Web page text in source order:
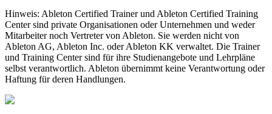
Hinweis: Ableton Certified Trainer und Ableton Certified Training
Center sind private Organisationen oder Unternehmen und weder
Mitarbeiter noch Vertreter von Ableton. Sie werden nicht von
Ableton AG, Ableton Inc. oder Ableton KK verwaltet. Die Trainer
und Training Center sind für ihre Studienangebote und Lehrpläne
selbst verantwortlich. Ableton übernimmt keine Verantwortung oder
Haftung für deren Handlungen.